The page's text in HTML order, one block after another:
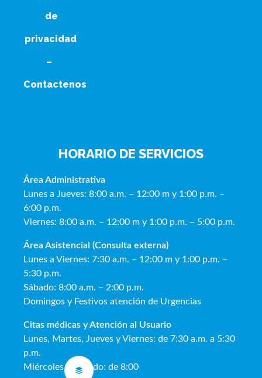
de
privacidad
–
Contactenos
HORARIO DE SERVICIOS
Área Administrativa
Lunes a Jueves: 8:00 a.m. – 12:00 m y 1:00 p.m. –
6:00 p.m.
Viernes: 8:00 a.m. – 12:00 m y 1:00 p.m. – 5:00 p.m.
Área Asistencial (Consulta externa)
Lunes a Viernes: 7:30 a.m. – 12:00 m y 1:00 p.m. –
5:30 p.m.
Sábado: 8:00 a.m. – 2:00 p.m.
Domingos y Festivos atención de Urgencias
Citas médicas y Atención al Usuario
Lunes, Martes, Jueves y Viernes: de 7:30 a.m. a 5:30
p.m.
Miércoles y Sábado: de 8:00